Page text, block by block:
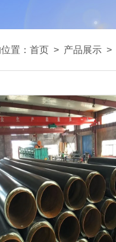
置： 首页 > 产品展示 >